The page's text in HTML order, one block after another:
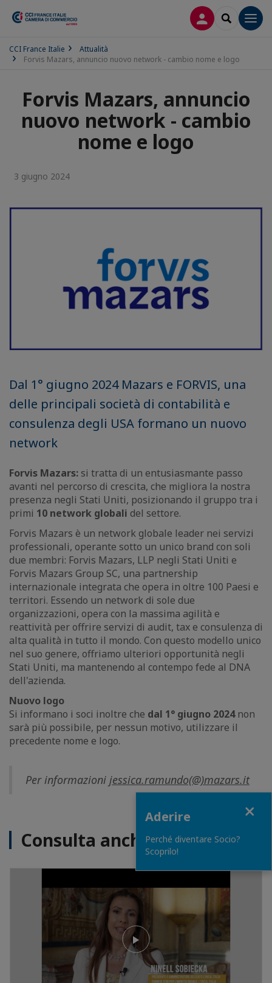
LOG INSEARCH
CCI France Italie
Attualità
Forvis Mazars, annuncio nuovo network - cambio nome e logo
Forvis Mazars, annuncio
nuovo network - cambio
nome e logo
3 giugno 2024
Dal 1° giugno 2024 Mazars e FORVIS, una
delle principali società di contabilità e
consulenza degli USA formano un nuovo
network
Forvis Mazars: si tratta di un entusiasmante passo
avanti nel percorso di crescita, che migliora la nostra
presenza negli Stati Uniti, posizionando il gruppo tra i
primi 10 network globali del settore.
Forvis Mazars è un network globale leader nei servizi
professionali, operante sotto un unico brand con soli
due membri: Forvis Mazars, LLP negli Stati Uniti e
Forvis Mazars Group SC, una partnership
internazionale integrata che opera in oltre 100 Paesi e
territori. Essendo un network di sole due
organizzazioni, opera con la massima agilità e
reattività per offrire servizi di audit, tax e consulenza di
alta qualità in tutto il mondo. Con questo modello unico
nel suo genere, offriamo ulteriori opportunità negli
Stati Uniti, ma mantenendo al contempo fede al DNA
dell'azienda.
Nuovo logo
Si informano i soci inoltre che dal 1° giugno 2024non
sarà più possibile, per nessun motivo, utilizzare il
precedente nome e logo.
Per informazioni jessica.ramundo(@)mazars.it
Consulta anche
Aderire
Perché diventare Socio?
Scoprilo!